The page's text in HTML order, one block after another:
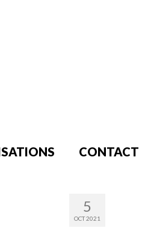
CONTACT
5
OCT 2021